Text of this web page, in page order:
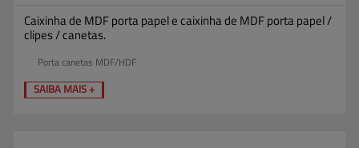
Caixinha de MDF porta papel e caixinha de MDF porta papel /
clipes / canetas.
Porta canetas MDF/HDF
SAIBA MAIS +